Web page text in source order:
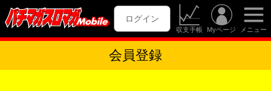
ログイン
収支手帳 Myページ メニュー
会員登録